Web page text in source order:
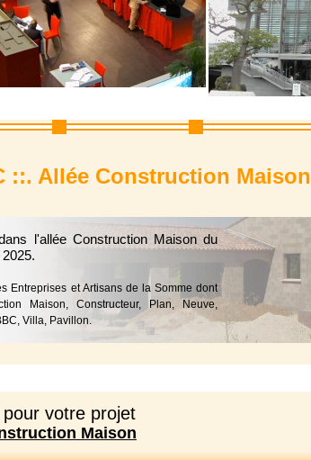
::. Allée Construction Maison
l'allée Construction Maison du
Entreprises et Artisans de la Somme dont
Maison, Constructeur, Plan, Neuve,
Villa, Pavillon.
votre projet
Maison